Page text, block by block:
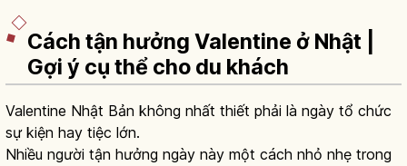
Cách tận hưởng Valentine ở Nhật |
Gợi ý cụ thể cho du khách
Valentine Nhật Bản không nhất thiết phải là ngày tổ chức
sự kiện hay tiệc lớn.
Nhiều người tận hưởng ngày này một cách nhỏ nhẹ trong